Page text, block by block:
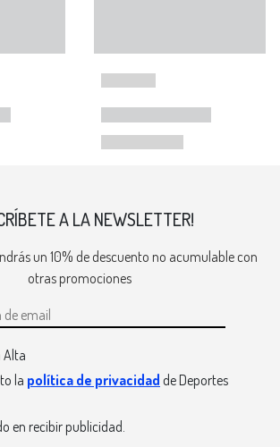
A LA NEWSLETTER!
un 10% de descuento no acumulable con
otras promociones
Alta
la política de privacidad de Deportes
en recibir publicidad.